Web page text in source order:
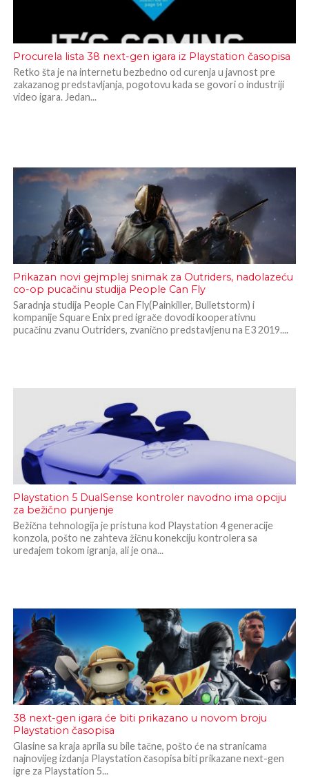
Procurela lista 38 next-gen igara iz Playstation časopisa
Retko šta je na internetu bezbedno od curenja u javnost pre
zakazanog predstavljanja, pogotovu kada se govori o industriji
video igara. Jedan...
Prikazan novi gejmplej snimak za Outriders, nadolazeću
co-op pucačinu studija People Can Fly
Saradnja studija People Can Fly(Painkiller, Bulletstorm) i
kompanije Square Enix pred igrače dovodi kooperativnu
pucačinu zvanu Outriders, zvanično predstavljenu na E3 2019....
Playstation 5 DualSense kontroler navodno ima opciju
za bežično punjenje
Bežična tehnologija je pristuna kod Playstation 4 generacije
konzola, pošto ne zahteva žičnu konekciju kontrolera sa
uređajem tokom igranja, ali je ona...
38 next-gen igara će biti prikazano u novom broju
Playstation časopisa
Glasine sa kraja aprila su bile tačne, pošto će na stranicama
najnovijeg izdanja Playstation časopisa biti prikazane next-gen
igre za Playstation 5...